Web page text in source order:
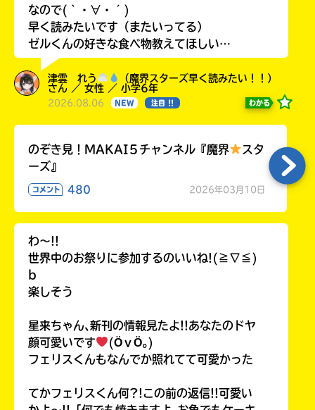
なので(｀・∀・´)
早く読みたいです（またいってる）
ゼルくんの好きな食べ物教えてほしい…
津雲 れう
（魔界スターズ早く読みたい！！）
さん ／ 女性 ／ 小学6年
2026.08.06 NEW 注目 !! わかる
のぞき見！MAKAI５チャンネル『魔界
スタ
ーズ』
コメント 480 2026年03月10日
わ〜!!
世界中のお祭りに参加するのいいね!(≧∇≦)
b
楽しそう
星来ちゃん､新刊の情報見たよ!!あなたのドヤ
顔可愛いです
(ӦｖӦ｡)
フェリスくんもなんでか照れてて可愛かった
てかフェリスくん何?!この前の返信!!可愛い